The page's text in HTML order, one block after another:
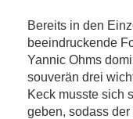
Bereits in den
beeindruckende
Yannic Ohms
souverän drei
Keck musste sich
geben, sodass